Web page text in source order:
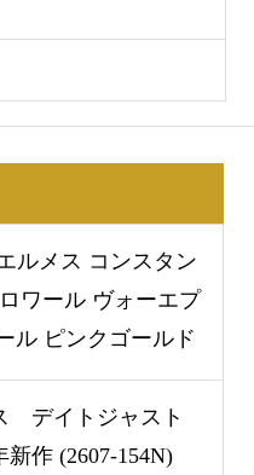
ルメス コンスタン
ワール ヴォーエプ
ル ピンクゴールド
(2024年製) (2511-
デイトジャスト
作 (2607-154N)